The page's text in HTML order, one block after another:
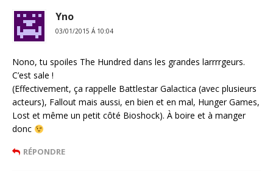
Yno
03/01/2015 Á 10:04
Nono, tu spoiles The Hundred dans les grandes larrrrgeurs.
C’est sale !
(Effectivement, ça rappelle Battlestar Galactica (avec plusieurs
acteurs), Fallout mais aussi, en bien et en mal, Hunger Games,
Lost et même un petit côté Bioshock). À boire et à manger
donc
RÉPONDRE